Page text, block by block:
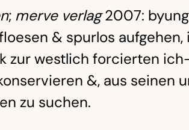
; merve verlag2007:
& spurlos
zur westlich forcierten
&, aus seinen
zu suchen.